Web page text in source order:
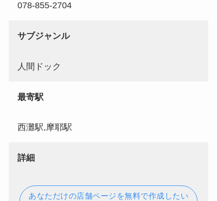
078-855-2704
サブジャンル
人間ドック
最寄駅
西灘駅,摩耶駅
詳細
あなただけの店舗ページを無料で作成したい